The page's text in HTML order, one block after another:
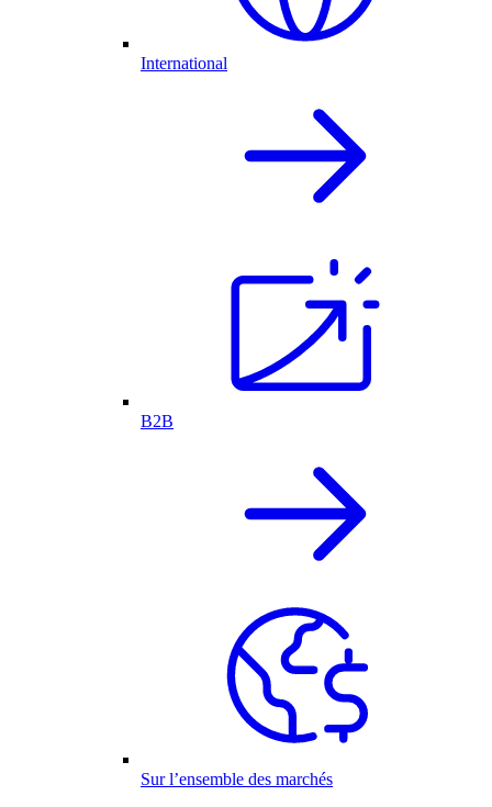
International
B2B
Sur l’ensemble des marchés